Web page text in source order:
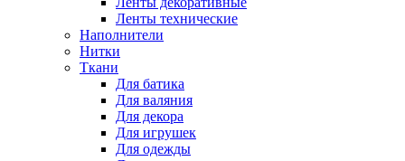
Ленты технические
Наполнители
Нитки
Ткани
Для батика
Для валяния
Для декора
Для игрушек
Для одежды